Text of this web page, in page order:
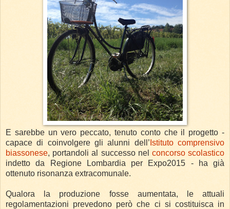
E sarebbe un vero peccato, tenuto conto che il progetto -
capace di coinvolgere gli alunni dell’ Istituto comprensivo
biassonese, portandoli al successo nel concorso scolastico
indetto da Regione Lombardia per Expo2015 - ha già
ottenuto risonanza extracomunale.
Qualora la produzione fosse aumentata, le attuali
regolamentazioni prevedono però che ci si costituisca in